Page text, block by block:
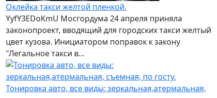
Оклейка такси желтой пленкой.
YyfY3EDoKmU Мосгордума 24 апреля приняла
законопроект, вводящий для городских такси желтый
цвет кузова. Инициатором поправок к закону
"Легальное такси в…
Тонировка авто, все виды: зеркальная,атермальная,